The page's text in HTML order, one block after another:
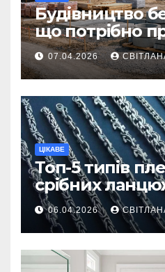
Будівництво
що потрібно
першої
ділянку
07.04.2026
ЦІКАВЕ
Топ-5 типів
срібних
вважаються
06.04.2026